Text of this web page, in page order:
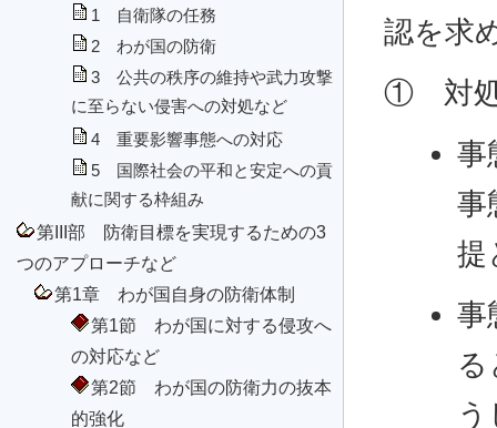
1 自衛隊の任務
2 わが国の防衛
3 公共の秩序の維持や武力攻撃
に至らない侵害への対処など
4 重要影響事態への対応
5 国際社会の平和と安定への貢
献に関する枠組み
第III部 防衛目標を実現するための3
つのアプローチなど
第1章 わが国自身の防衛体制
第1節 わが国に対する侵攻へ
の対応など
第2節 わが国の防衛力の抜本
的強化
認を求
① 対処
事
事
提
事